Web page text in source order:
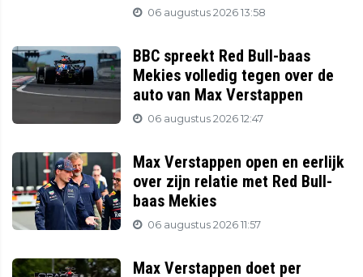
06 augustus 2026 13:58
BBC spreekt Red Bull-baas
Mekies volledig tegen over de
auto van Max Verstappen
06 augustus 2026 12:47
Max Verstappen open en eerlijk
over zijn relatie met Red Bull-
baas Mekies
06 augustus 2026 11:57
Max Verstappen doet per